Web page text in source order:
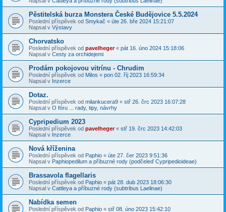
Pěstitelská burza Monstera České Budějovice 5.5.2024
Poslední příspěvek od Smykač « úte 26. bře 2024 15:21:07
Napsal v Výstavy
Chorvatsko
Poslední příspěvek od pavelheger« pát 16. úno 2024 15:18:06
Napsal v Cesty za orchidejemi
Prodám pokojovou vitrínu - Chrudim
Poslední příspěvek od Milos « pon 02. říj 2023 16:59:34
Napsal v Inzerce
Dotaz.
Poslední příspěvek od milankucera9 « stř 26. črc 2023 16:07:28
Napsal v O fóru ... rady, tipy, návrhy
Cypripedium 2023
Poslední příspěvek od pavelheger« stř 19. črc 2023 14:42:03
Napsal v Inzerce
Nová kříženina
Poslední příspěvek od Paphio « úte 27. čer 2023 9:51:36
Napsal v Paphiopedilum a příbuzné rody (podčeleď Cypripedioideae)
Brassavola flagellaris
Poslední příspěvek od Paphio « pát 28. dub 2023 18:06:30
Napsal v Cattleya a příbuzné rody (subtribus Laelinae)
Nabídka semen
Poslední příspěvek od Paphio « stř 08. úno 2023 15:42:10